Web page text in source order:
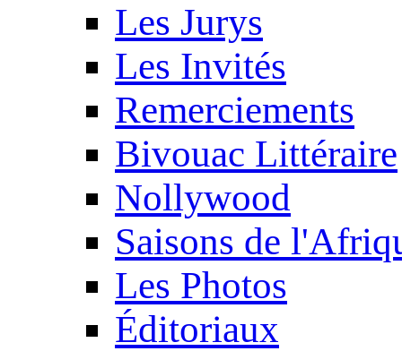
Les Jurys
Les Invités
Remerciements
Bivouac Littéraire
Nollywood
Saisons de
Les Photos
Éditoriaux